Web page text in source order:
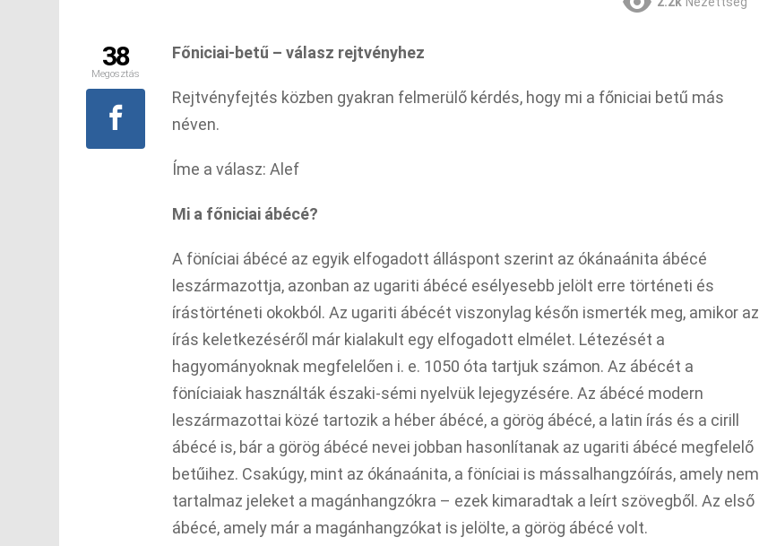
Főniciai-betű – válasz rejtvényhez
Rejtvényfejtés közben gyakran felmerülő kérdés, hogy mi a főniciai betű más
néven.
Íme a válasz: Alef
Mi a főniciai ábécé?
A föníciai ábécé az egyik elfogadott álláspont szerint az ókánaánita ábécé
leszármazottja, azonban az ugariti ábécé esélyesebb jelölt erre történeti és
írástörténeti okokból. Az ugariti ábécét viszonylag későn ismerték meg, amikor az
írás keletkezéséről már kialakult egy elfogadott elmélet. Létezését a
hagyományoknak megfelelően i. e. 1050 óta tartjuk számon. Az ábécét a
föníciaiak használták északi-sémi nyelvük lejegyzésére. Az ábécé modern
leszármazottai közé tartozik a héber ábécé, a görög ábécé, a latin írás és a cirill
ábécé is, bár a görög ábécé nevei jobban hasonlítanak az ugariti ábécé megfelelő
betűihez. Csakúgy, mint az ókánaánita, a föníciai is mássalhangzóírás, amely nem
tartalmaz jeleket a magánhangzókra – ezek kimaradtak a leírt szövegből. Az első
ábécé, amely már a magánhangzókat is jelölte, a görög ábécé volt.
38
Megosztás